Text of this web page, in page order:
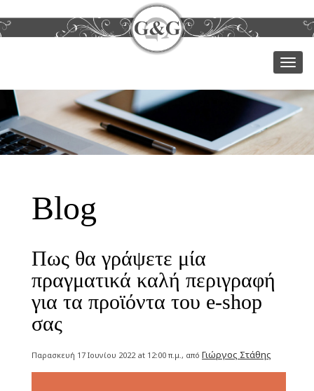
Blog
Πως θα γράψετε μία
πραγματικά καλή περιγραφή
για τα προϊόντα του e-shop
σας
Παρασκευή 17 Ιουνίου 2022 at 12:00 π.μ., από Γιώργος Στάθης